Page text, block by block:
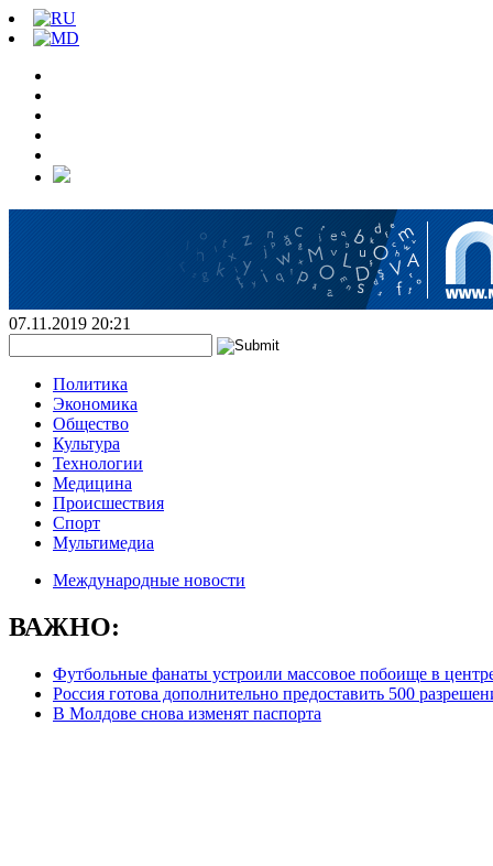
07.11.2019 20:21
Политика
Экономика
Общество
Культура
Технологии
Медицина
Происшествия
Спорт
Мультимедиа
Международные новости
ВАЖНО:
Футбольные фанаты устроили массовое побоище в
Россия готова дополнительно предоставить 500
В Молдове снова изменят паспорта